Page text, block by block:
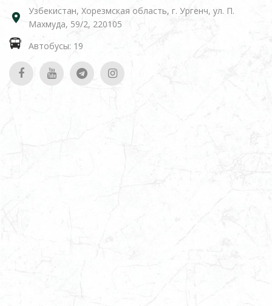
Узбекистан, Хорезмская область, г. Ургенч, ул. П.
Махмуда, 59/2, 220105
Автобусы: 19